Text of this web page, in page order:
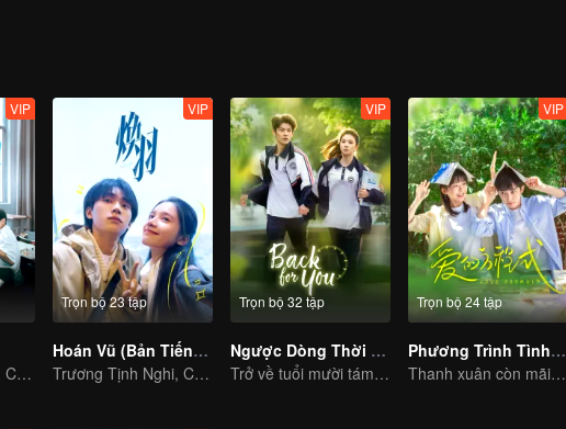
VIP
Trương Tịnh Nghi, Chu Dực Nhiên lột xác trưởng thành
Trọn bộ 23 tập
VIP
Hoán Vũ (Bản Tiếng Anh)
Trương Tịnh Nghi, Chu Dực Nhiên lột xác trưởng thành
Trọn bộ 32 tập
VIP
Ngược Dòng Thời Gian Mà Đến
Trở về tuổi mười tám, cứu lấy người trong lòng
Trọn bộ 24 tập
VIP
Phương Trình Tình Yêu
Thanh xuân còn mãi, tốt nghiệp chẳng rời xa